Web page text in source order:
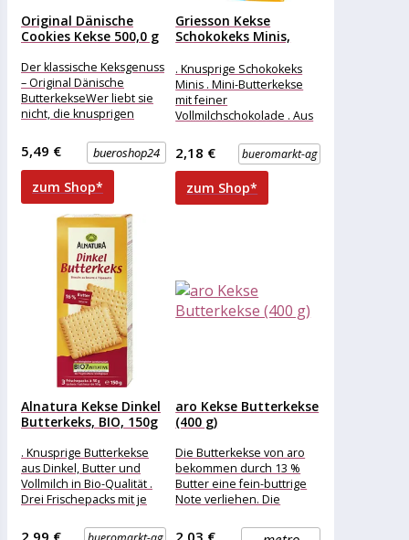
Original Dänische
Cookies Kekse 500,0 g
Der klassische Keksgenuss
– Original Dänische
ButterkekseWer liebt sie
nicht, die knusprigen
schicken nostalgischen
Metall-Dose findenbueroshop24
5,49 €
zum Shop*
Griesson Kekse
Schokokeks Minis,
. Knusprige Schokokeks
Minis . Mini-Butterkekse
mit feiner
Vollmilchschokolade . Aus
Kakaoanbau . Perfekt für
unterwegs und
bueromarkt-ag
2,18 €
zum Shop*
Alnatura Kekse Dinkel
Butterkeks, BIO, 150g
. Knusprige Butterkekse
aus Dinkel, Butter und
Vollmilch in Bio-Qualität .
Drei Frischepacks mit je
Rohrohrzucker und
aro Kekse Butterkekse
(400 g)
Die Butterkekse von aro
bekommen durch 13 %
Butter eine fein-buttrige
Note verliehen. Die
schmecken sicher der